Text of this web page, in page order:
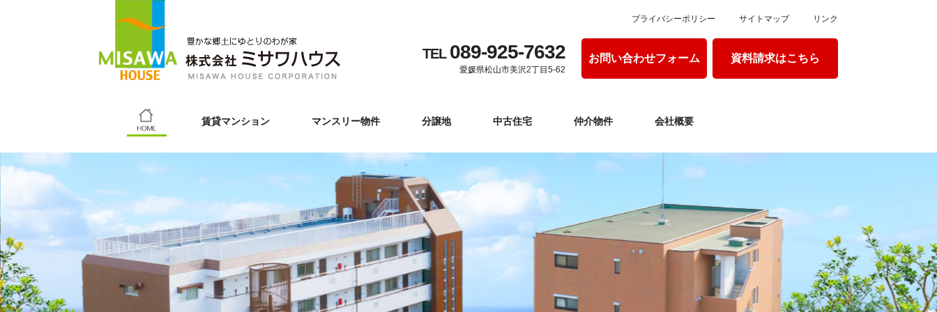
プライバシーポリシー サイトマップ リンク
TEL 089-925-7632
愛媛県松山市美沢2丁目5-62
お問い合わせフォーム 資料請求はこちら
賃貸マンション マンスリー物件 分譲地 中古住宅 仲介物件 会社概要